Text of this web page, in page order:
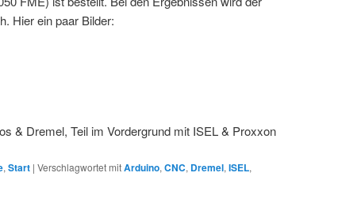
Hier ein paar Bilder:
& Dremel, Teil im Vordergrund mit ISEL & Proxxon
, Start | Verschlagwortet mitArduino, CNC, Dremel, ISEL,